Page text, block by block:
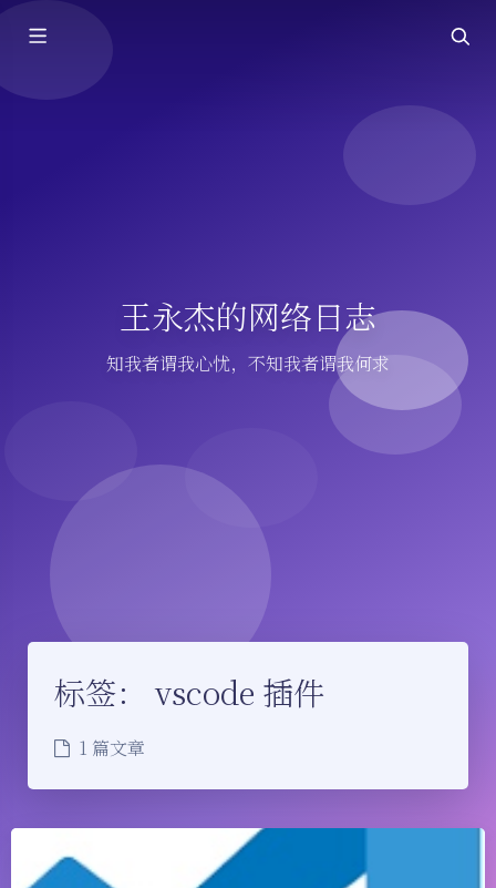
王永杰的网络日志
知我者谓我心忧，不知我者谓我何求
标签：vscode 插件
1 篇文章